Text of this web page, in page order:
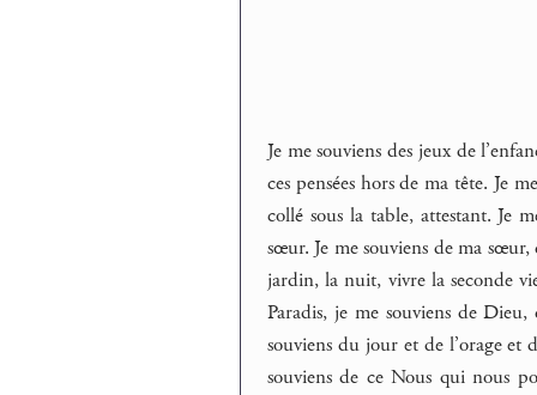
Je me souviens des jeux de
ces pensées hors de ma tête. Je
collé sous la table, attestant. Je
sœur. Je me souviens de ma sœur,
jardin, la nuit, vivre la seconde
Paradis, je me souviens de Dieu,
souviens du jour et de l’orage et
souviens de ce Nous qui nous